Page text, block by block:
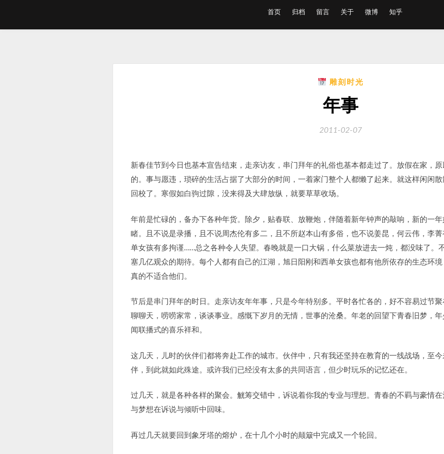
content
首页 归档 留言 关于 微博 知乎
雕刻时光
年事
2011-02-07
新春佳节到今日也基本宣告结束，走亲访友，串门拜年的礼俗也基本都走过了。放假在家，
的。事与愿违，琐碎的生活占据了大部分的时间，一着家门整个人都懒了起来。就这样闲闲
回校了。寒假如白驹过隙，没来得及大肆放纵，就要草草收场。
年前是忙碌的，备办下各种年货。除夕，贴春联、放鞭炮，伴随着新年钟声的敲响，新的一
睹。且不说是录播，且不说周杰伦有多二，且不所赵本山有多俗，也不说姜昆，何云伟，李
单女孩有多拘谨……总之各种令人失望。春晚就是一口大锅，什么菜放进去一炖，都没味了。
塞几亿观众的期待。每个人都有自己的江湖，旭日阳刚和西单女孩也都有他所依存的生态环
真的不适合他们。
节后是串门拜年的时日。走亲访友年年事，只是今年特别多。平时各忙各的，好不容易过节聚
聊聊天，唠唠家常，谈谈事业。感慨下岁月的无情，世事的沧桑。年老的回望下青春旧梦，
闻联播式的喜乐祥和。
这几天，儿时的伙伴们都将奔赴工作的城市。伙伴中，只有我还坚持在教育的一线战场，至
伴，到此就如此殊途。或许我们已经没有太多的共同语言，但少时玩乐的记忆还在。
过几天，就是各种各样的聚会。觥筹交错中，诉说着你我的专业与理想。青春的不羁与豪情
与梦想在诉说与倾听中回味。
再过几天就要回到象牙塔的熔炉，在十几个小时的颠簸中完成又一个轮回。